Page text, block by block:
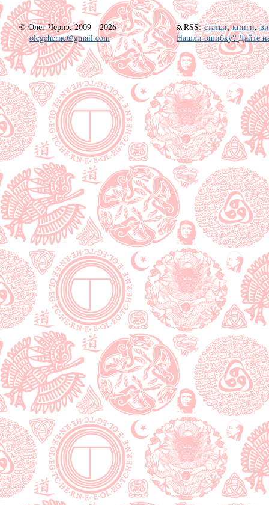
©Олег Чернэ, 2009—2026
olegcherne@gmail.com
RSS:статьи,книги,
Нашли ошибку? Дайте